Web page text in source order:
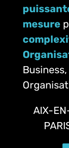
mesure
AIX-